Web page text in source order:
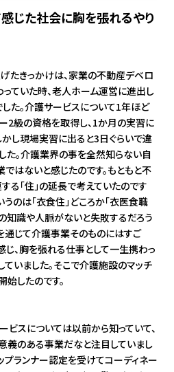
じた社会に胸を張れるやり
たきっかけは、家業の不動産デベロ
っていた時、老人ホーム運営に進出し
した。介護サービスについて1年ほど
2級の資格を取得し、1か月の実習に
かし現場実習に出ると3日ぐらいで違
た。介護業界の事を全然知らない自
ではないと感じたのです。もともと不
る「住」の延長で考えていたのです
のは「衣食住」どころか「衣医食職
の知識や人脈がないと失敗するだろう
通じて介護事業そのものにはすご
じ、胸を張れる仕事として一生携わっ
ていました。そこで介護施設のマッチ
始したのです。
ビスについては以前から知っていて、
義のある事業だなと注目していまし
プランナー認定を受けてコーディネー